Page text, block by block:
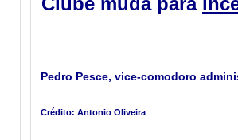
Pedro Pesce, vice-comodoro
Crédito: Antonio Oliveira